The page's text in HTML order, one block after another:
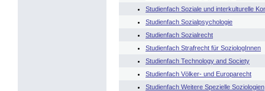
Studienfach Soziale und interkulturelle
Studienfach Sozialpsychologie
Studienfach Sozialrecht
Studienfach Strafrecht für SoziologInnen
Studienfach Technology and Society
Studienfach Völker- und Europarecht
Studienfach Weitere Spezielle Soziologien